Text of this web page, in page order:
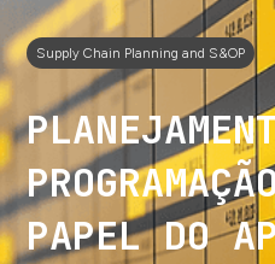
Supply Chain Planning and S&OP
PAPEL DO